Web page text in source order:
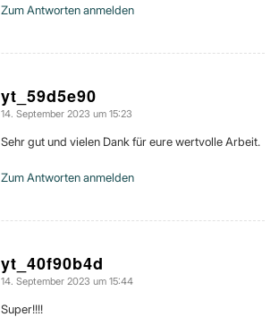
Zum Antworten anmelden
yt_59d5e90
sagte:
14. September 2023 um 15:23
Sehr gut und vielen Dank für eure wertvolle Arbeit.
Zum Antworten anmelden
yt_40f90b4d
sagte:
14. September 2023 um 15:44
Super!!!!